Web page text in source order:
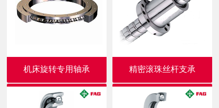
机床旋转专用轴承 精密滚珠丝杆支承